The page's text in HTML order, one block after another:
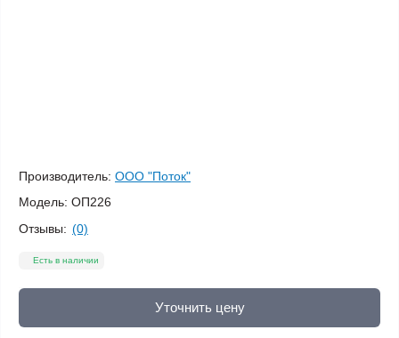
Производитель: ООО "Поток"
Модель: ОП226
Отзывы: (0)
Есть в наличии
Уточнить цену